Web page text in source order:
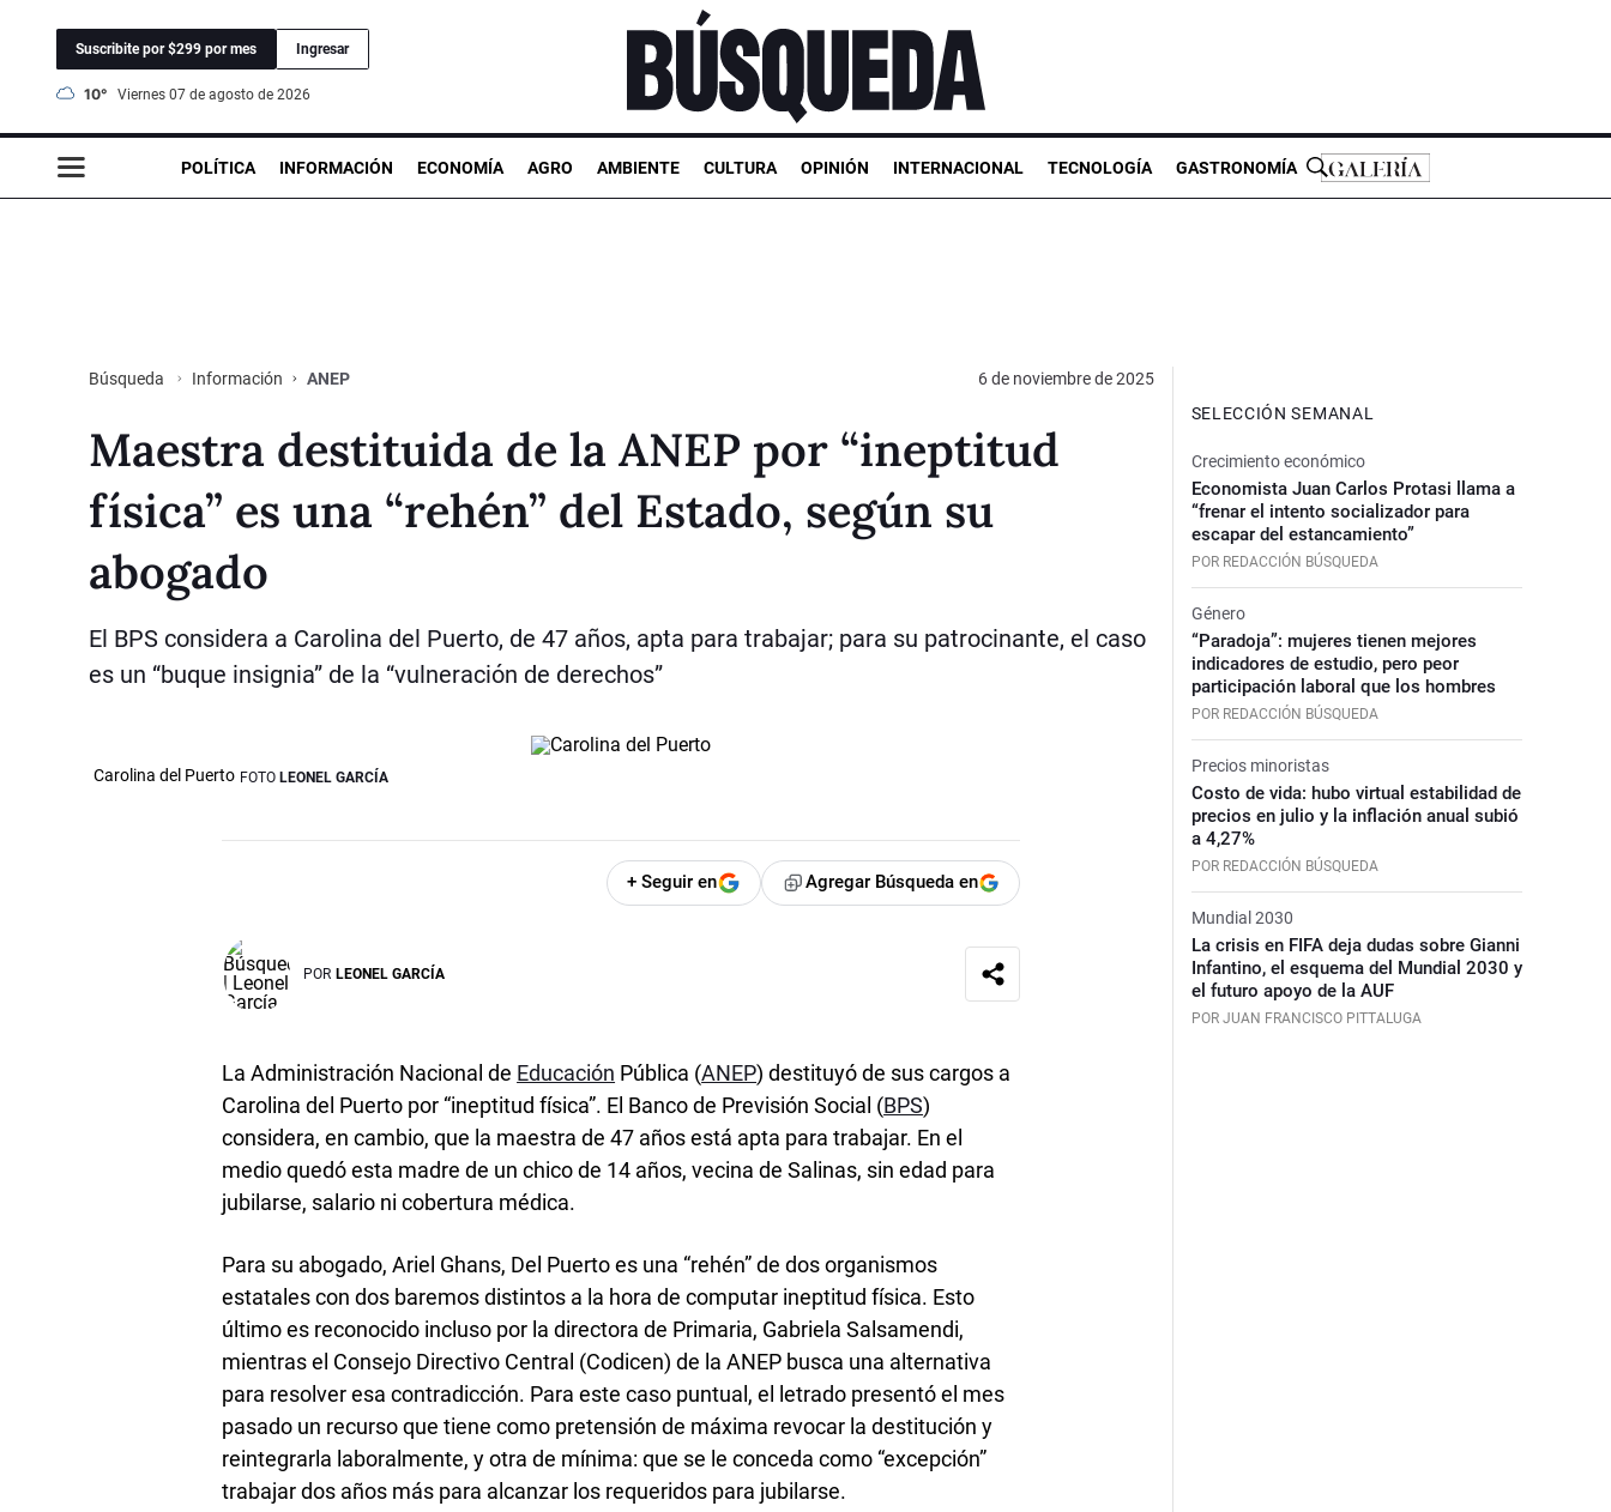
Suscribite por $299 por mes Ingresar
10° viernes 07 de agosto de 2026
POLÍTICA INFORMACIÓN ECONOMÍA AGRO AMBIENTE CULTURA OPINIÓN INTERNACIONAL TECNOLOGÍA GASTRONOMÍA
Búsqueda Información ANEP 6 de noviembre de 2025
Maestra destituida de la ANEP por “ineptitud
física” es una “rehén” del Estado, según su
abogado
El BPS considera a Carolina del Puerto, de 47 años, apta para trabajar; para su patrocinante, el caso
es un “buque insignia” de la “vulneración de derechos”
Carolina del Puerto FOTO LEONEL GARCÍA
+ Seguir en Agregar Búsqueda en
POR LEONEL GARCÍA
La Administración Nacional de Educación Pública (ANEP) destituyó de sus cargos a
Carolina del Puerto por “ineptitud física”. El Banco de Previsión Social (BPS)
considera, en cambio, que la maestra de 47 años está apta para trabajar. En el
medio quedó esta madre de un chico de 14 años, vecina de Salinas, sin edad para
jubilarse, salario ni cobertura médica.
Para su abogado, Ariel Ghans, Del Puerto es una “rehén” de dos organismos
estatales con dos baremos distintos a la hora de computar ineptitud física. Esto
último es reconocido incluso por la directora de Primaria, Gabriela Salsamendi,
mientras el Consejo Directivo Central (Codicen) de la ANEP busca una alternativa
para resolver esa contradicción. Para este caso puntual, el letrado presentó el mes
pasado un recurso que tiene como pretensión de máxima revocar la destitución y
reintegrarla laboralmente, y otra de mínima: que se le conceda como “excepción”
trabajar dos años más para alcanzar los requeridos para jubilarse.
SELECCIÓN SEMANAL
Crecimiento económico
Economista Juan Carlos Protasi llama a
“frenar el intento socializador para
escapar del estancamiento”
POR REDACCIÓN BÚSQUEDA
Género
“Paradoja”: mujeres tienen mejores
indicadores de estudio, pero peor
participación laboral que los hombres
POR REDACCIÓN BÚSQUEDA
Precios minoristas
Costo de vida: hubo virtual estabilidad de
precios en julio y la inflación anual subió
a 4,27%
POR REDACCIÓN BÚSQUEDA
Mundial 2030
La crisis en FIFA deja dudas sobre Gianni
Infantino, el esquema del Mundial 2030 y
el futuro apoyo de la AUF
POR JUAN FRANCISCO PITTALUGA